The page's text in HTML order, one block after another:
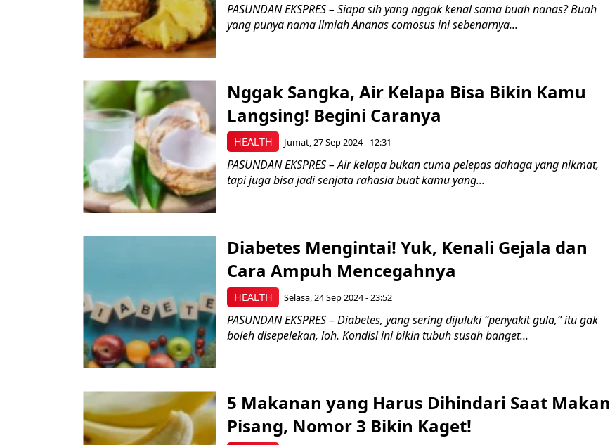
PASUNDAN EKSPRES – Siapa sih yang nggak kenal sama buah nanas? Buah
yang punya nama ilmiah Ananas comosus ini sebenarnya...
HEALTH
Nggak Sangka, Air Kelapa Bisa Bikin Kamu
Langsing! Begini Caranya
Jumat, 27 Sep 2024 - 12:31
PASUNDAN EKSPRES – Air kelapa bukan cuma pelepas dahaga yang nikmat,
tapi juga bisa jadi senjata rahasia buat kamu yang...
HEALTH
Diabetes Mengintai! Yuk, Kenali Gejala dan
Cara Ampuh Mencegahnya
Selasa, 24 Sep 2024 - 23:52
PASUNDAN EKSPRES – Diabetes, yang sering dijuluki “penyakit gula,” itu gak
boleh disepelekan, loh. Kondisi ini bikin tubuh susah banget...
5 Makanan yang Harus Dihindari Saat Makan
Pisang, Nomor 3 Bikin Kaget!